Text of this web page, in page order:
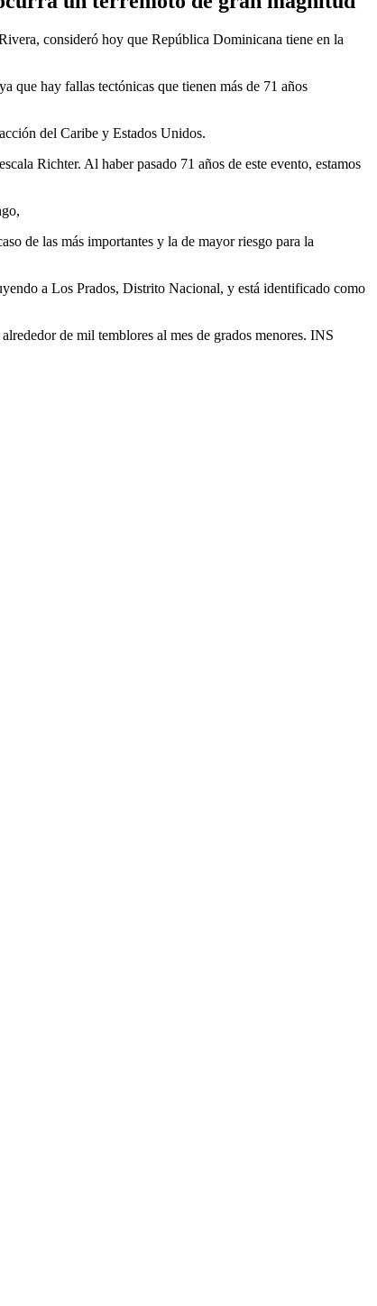
consideró hoy que República Dominicana tiene en la
que hay fallas tectónicas que tienen más de 71 años
del Caribe y Estados Unidos.
Richter. Al haber pasado 71 años de este evento, estamos
de las más importantes y la de mayor riesgo para la
a Los Prados, Distrito Nacional, y está identificado como
de mil temblores al mes de grados menores. INS